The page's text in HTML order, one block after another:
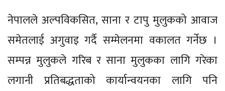
नेपालले अल्पविकसित, साना र टापु मुलुकको आवाज
समेतलाई अगुवाइ गर्दै सम्मेलनमा वकालत गर्नेछ ।
सम्पन्न मुलुकले गरिब र साना मुलुकका लागि गरेका
लगानी प्रतिबद्धताको कार्यान्वयनका लागि पनि